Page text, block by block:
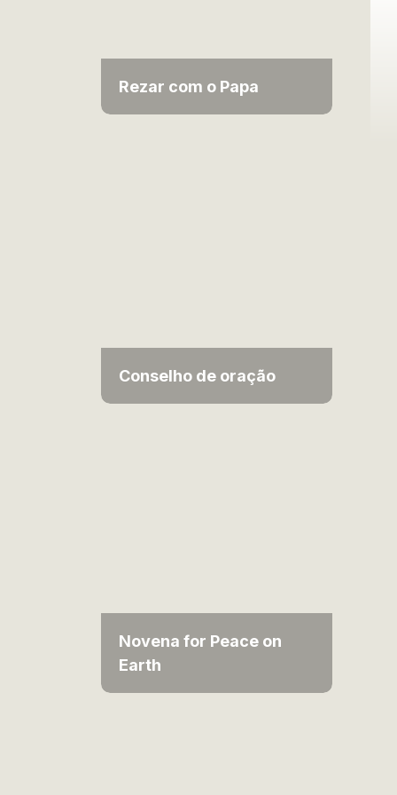
Rezar com o Papa
Conselho de oração
Novena for Peace on
Earth